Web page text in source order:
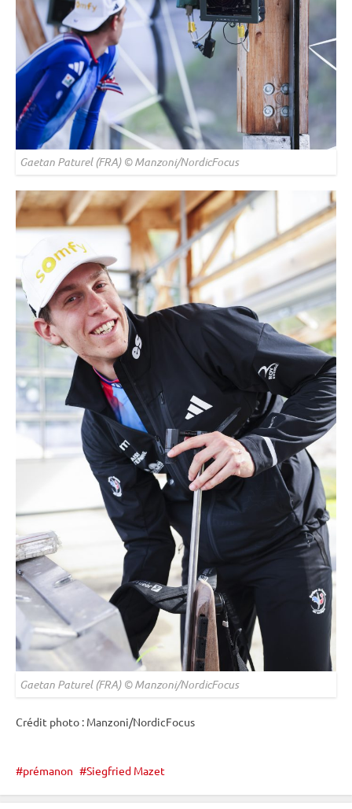
Gaetan Paturel (FRA) © Manzoni/NordicFocus
Gaetan Paturel (FRA) © Manzoni/NordicFocus
Crédit photo : Manzoni/NordicFocus
prémanon Siegfried Mazet